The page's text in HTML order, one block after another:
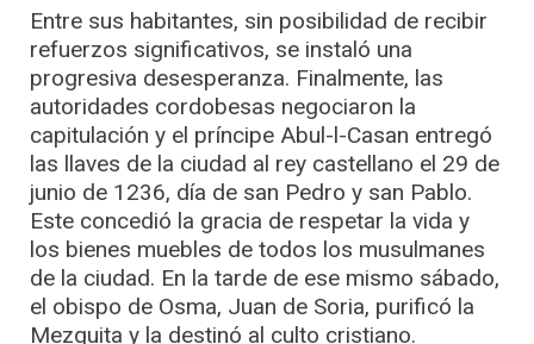
Entre sus habitantes, sin posibilidad de recibir
refuerzos significativos, se instaló una
progresiva desesperanza. Finalmente, las
autoridades cordobesas negociaron la
capitulación y el príncipe Abul-l-Casan entregó
las llaves de la ciudad al rey castellano el 29 de
junio de 1236, día de san Pedro y san Pablo.
Este concedió la gracia de respetar la vida y
los bienes muebles de todos los musulmanes
de la ciudad. En la tarde de ese mismo sábado,
el obispo de Osma, Juan de Soria, purificó la
Mezquita y la destinó al culto cristiano.